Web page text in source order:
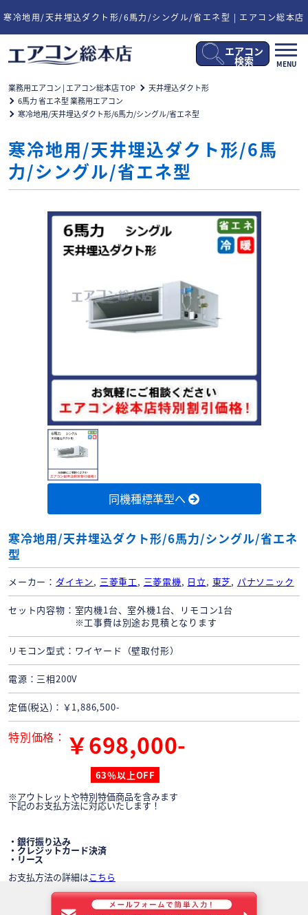
寒冷地用/天井埋込ダクト形/6馬力/シングル/省エネ型 | エアコン総本店
メ
ニ
MENU
エアコン
検索
業務用エアコン | エアコン総本店 TOP
天井埋込ダクト形
6馬力 省エネ型 業務用エアコン
寒冷地用/天井埋込ダクト形/6馬力/シングル/省エネ型
寒冷地用/天井埋込ダクト形/6馬
力/シングル/省エネ型
寒冷地用/天井埋込ダクト形/6馬力/シングル/省エネ
型
メーカー ダイキン, 三菱重工, 三菱電機, 日立, 東芝, パナソニック
セット内容物
室内機1台、室外機1台、リモコン1台
※工事費は別途お見積となります
リモコン型式 ワイヤード（壁取付形）
電源 三相200V
定価(税込) ￥1,886,500-
特別価格 ￥698,000-
63％以上OFF
※アウトレットや特別特価商品を含みます
下記のお支払方法に対応いたします！
・銀行振り込み
・クレジットカード決済
・リース
お支払方法の詳細はこちら
同機種標準型へ